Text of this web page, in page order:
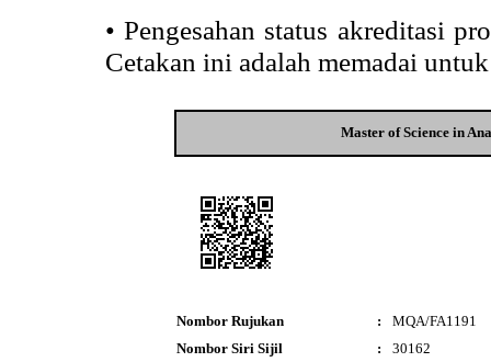
• Pengesahan status akreditasi
Cetakan ini adalah memadai
Master of Science in
Nombor Rujukan :
MQA/FA1191
Nombor Siri Sijil
:
30162